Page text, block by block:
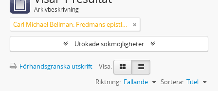
Arkivbeskrivning
Carl Michael Bellman: Fredmans epistlar m.m.
Utökade sökmöjligheter
Förhandsgranska utskrift
Visa:
Sortera: Titel
Riktning: Fallande